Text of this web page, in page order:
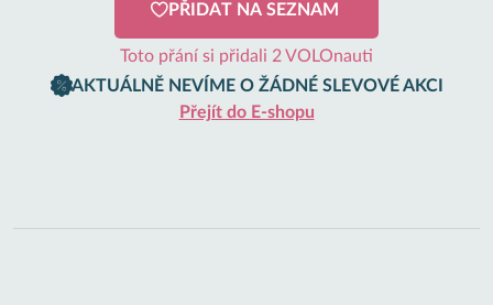
PŘIDAT NA SEZNAM
Toto přání si přidali 2 VOLOnauti
AKTUÁLNĚ NEVÍME O ŽÁDNÉ SLEVOVÉ AKCI
Přejít do E-shopu